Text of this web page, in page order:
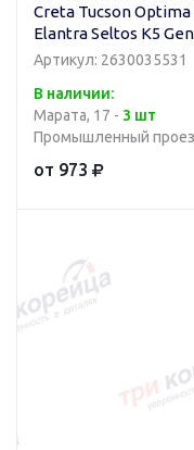
Creta Tucson Optima
Elantra Seltos K5
Артикул: 2630035531
В наличии:
Марата, 17 - 3 шт
Промышленный
от 973